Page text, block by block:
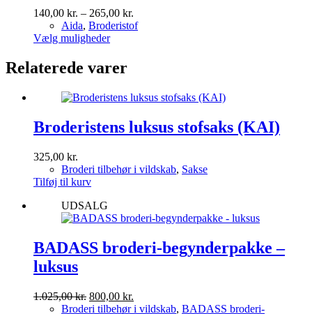
vælges
på
varesiden
140,00 kr. – 265,00 kr.
140,00 kr.
Aida, Broderistof
Vælg mulighederDette
flere
Mulighederne
vælges
på
Relaterede varer
Broderistens luksus stofsaks (KAI)
325,00 kr.
Broderi tilbehør i vildskab, Sakse
Tilføj til kurv
UDSALG
BADASS broderi-begynderpakke –
luksus
1.025,00kr. Den
oprindelige
800,00 kr.
aktuelle
Broderi tilbehør i vildskab, BADASS broderi-